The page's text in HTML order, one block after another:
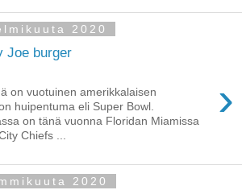
2020
Joe burger
›
on vuotuinen amerikkalaisen
huipentuma eli Super Bowl.
on tänä vuonna Floridan Miamissa
Chiefs ...
2020